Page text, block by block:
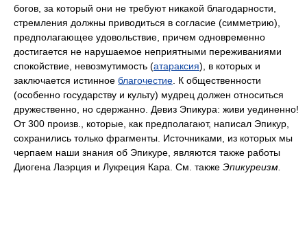
богов, за который они не требуют никакой благодарности,
стремления должны приводиться в согласие (симметрию),
предполагающее удовольствие, причем одновременно
достигается не нарушаемое неприятными переживаниями
спокойствие, невозмутимость (атараксия), в которых и
заключается истинное благочестие . К общественности
(особенно государству и культу) мудрец должен относиться
дружественно, но сдержанно. Девиз Эпикура: живи уединенно!
От 300 произв., которые, как предполагают, написал Эпикур,
сохранились только фрагменты. Источниками, из которых мы
черпаем наши знания об Эпикуре, являются также работы
Диогена Лаэрция и Лукреция Кара. См. также Эпикуреизм.